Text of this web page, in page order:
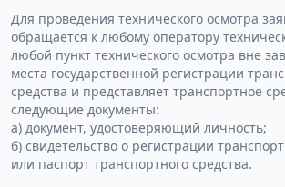
Для проведения технического осмотра
обращается к любому оператору
любой пункт технического осмотра вне
места государственной регистрации
средства и представляет транспортное
следующие документы:
а) документ, удостоверяющий личность;
б) свидетельство о регистрации
или паспорт транспортного средства.